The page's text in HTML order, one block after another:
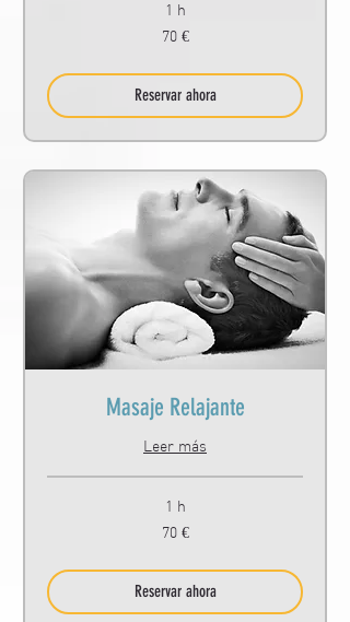
1 h
70 €
Reservar ahora
Masaje Relajante
Leer más
1 h
70 €
Reservar ahora